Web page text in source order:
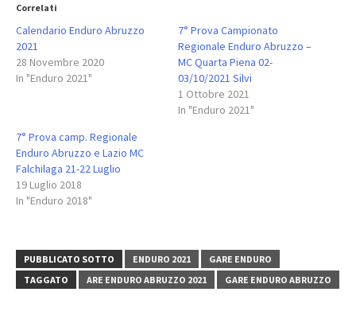
Correlati
Calendario Enduro Abruzzo
2021
28 Novembre 2020
In "Enduro 2021"
7° Prova Campionato
Regionale Enduro Abruzzo –
MC Quarta Piena 02-
03/10/2021 Silvi
1 Ottobre 2021
In "Enduro 2021"
7° Prova camp. Regionale
Enduro Abruzzo e Lazio MC
Falchilaga 21-22 Luglio
19 Luglio 2018
In "Enduro 2018"
PUBBLICATO SOTTO ENDURO 2021
GARE ENDURO
TAGGATO
ARE ENDURO ABRUZZO 2021 GARE ENDURO ABRUZZO